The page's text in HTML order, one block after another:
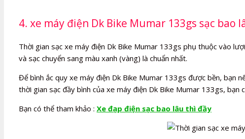
4. xe máy điện Dk Bike Mumar 133gs sạc bao
Thời gian sạc xe máy điện Dk Bike Mumar 133gs phụ thuộc vào
và sạc chuyển sang màu xanh (vàng) là chuẩn nhất.
Để bình ắc quy xe máy điện Dk Bike Mumar 133gs được bền, bạn
thời gian sạc đầy bình của xe máy điện Dk Bike Mumar 133gs,
Bạn có thể tham khảo : Xe đạp điện sạc bao lâu thì đầy